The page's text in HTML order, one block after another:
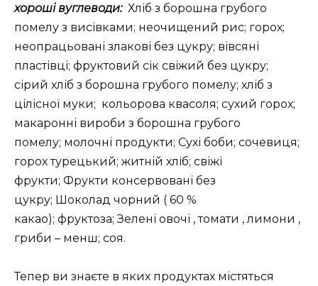
хороші вуглеводи: Хліб з борошна грубого
помелу з висівками; неочищений рис; горох;
неопрацьовані злакові без цукру; вівсяні
пластівці; фруктовий сік свіжий без цукру;
сірий хліб з борошна грубого помелу; хліб з
цілісної муки; кольорова квасоля; сухий горох;
макаронні вироби з борошна грубого
помелу; молочні продукти; Сухі боби; сочевиця;
горох турецький; житній хліб; свіжі
фрукти; Фрукти консервовані без
цукру; Шоколад чорний ( 60 %
какао); фруктоза; Зелені овочі , томати , лимони ,
гриби – менш; соя.
Тепер ви знаєте в яких продуктах містяться